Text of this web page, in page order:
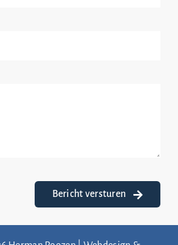
Bericht versturen